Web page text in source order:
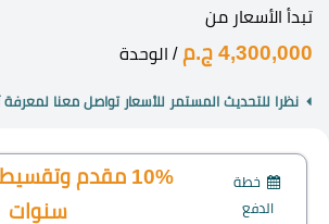
تبدأ الأسعار من
4,300,000 ج.م / الوحدة
نظرا للتحديث المستمر للأسعار تواصل معنا لمعرفة
خطة
الدفع
سنوات